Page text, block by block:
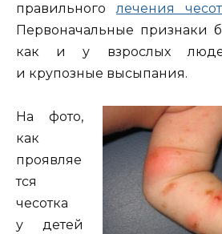
правильноголечения
Первоначальные признаки
как и у взрослых
и крупозные высыпания.
На фото,
как
проявляе
тся
чесотка
у детей